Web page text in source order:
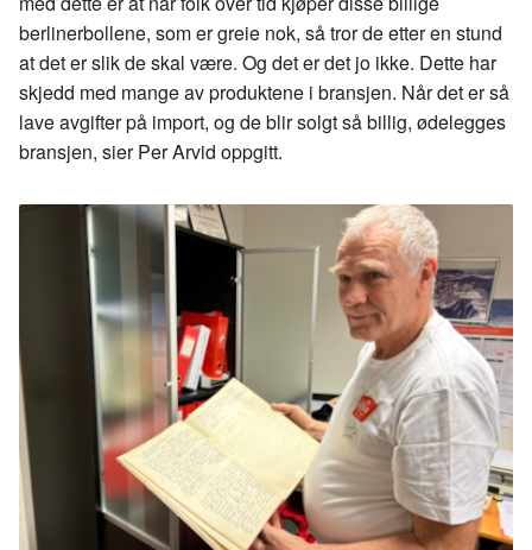
berlinerbollene, som er greie nok, så tror de etter en stund
at det er slik de skal være. Og det er det jo ikke. Dette har
skjedd med mange av produktene i bransjen. Når det er så
lave avgifter på import, og de blir solgt så billig, ødelegges
bransjen, sier Per Arvid oppgitt.